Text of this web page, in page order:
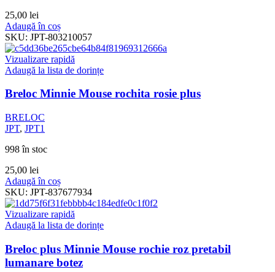
25,00 lei
Adaugă în coș
SKU: JPT-803210057
Vizualizare rapidă
Adaugă la lista de dorințe
Breloc Minnie Mouse rochita rosie plus
BRELOC
JPT, JPT1
998 în stoc
25,00 lei
Adaugă în coș
SKU: JPT-837677934
Vizualizare rapidă
Adaugă la lista de dorințe
Breloc plus Minnie Mouse rochie roz pretabil
lumanare botez